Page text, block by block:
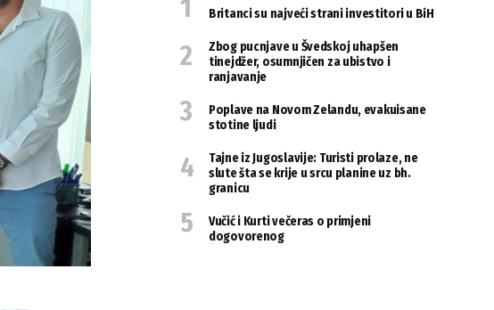
Britanci su najveći strani investitori u BiH
Zbog pucnjave u Švedskoj uhapšen
tinejdžer, osumnjičen za ubistvo i
ranjavanje
Poplave na Novom Zelandu, evakuisane
stotine ljudi
Tajne iz Jugoslavije: Turisti prolaze, ne
slute šta se krije u srcu planine uz bh.
granicu
Vučić i Kurti večeras o primjeni
dogovorenog